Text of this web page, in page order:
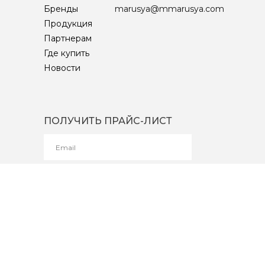
Бренды
Продукция
Партнерам
Где купить
Новости
marusya@mmarusya.com
ПОЛУЧИТЬ ПРАЙС-ЛИСТ